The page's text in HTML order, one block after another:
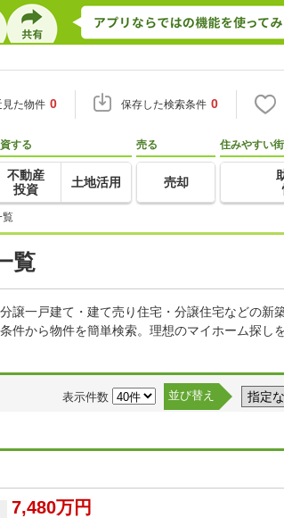
見た物件 0 保存した検索条件 0
する
不動産
投資
土地活用
売る
売却
住みやすい
覧
覧
譲一戸建て・建て売り住宅・分譲住宅などの新
件から物件を簡単検索。理想のマイホーム探し
表示件数 並び替え
7,480万円